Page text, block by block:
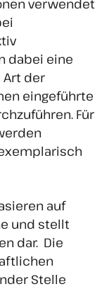
verwendet
dabei eine
Art der
eingeführte
Für
auf
und stellt
dar. Die
Stelle